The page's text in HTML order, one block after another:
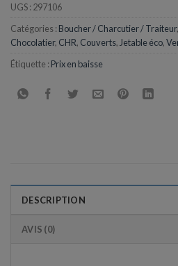
UGS : 297106
Catégories : Boucher / Charcutier / Traiteur,
Chocolatier, CHR, Couverts, Jetable éco,
Étiquette : Prix en baisse
DESCRIPTION
AVIS (0)